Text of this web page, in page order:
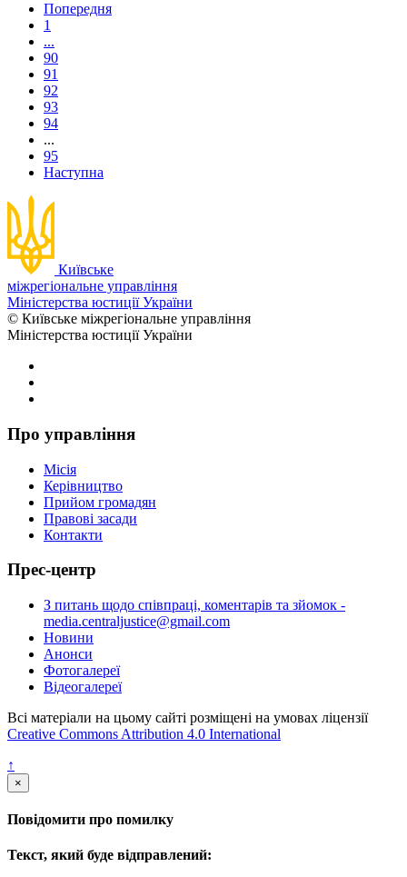
Попередня
1
...
90
91
92
93
94
...
95
Наступна
Київське
міжрегіональне управління
Міністерства юстиції України
© Київське міжрегіональне управління
Міністерства юстиції України
Про управління
Місія
Керівництво
Прийом громадян
Правові засади
Контакти
Прес-центр
З питань щодо співпраці, коментарів та зйомок -
media.centraljustice@gmail.com
Новини
Анонси
Фотогалереї
Відеогалереї
Всі матеріали на цьому сайті розміщені на умовах ліцензії
Creative Commons Attribution 4.0 International
↑
×
Повідомити про помилку
Текст, який буде відправлений: